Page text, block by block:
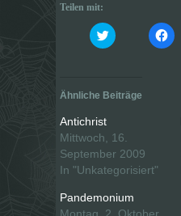
Teilen mit:
K
l
u
m
r
T
w
i
t
e
r
K
l
Ähnliche Beiträge
Antichrist
Mittwoch, 16.
September 2009
In "Unkategorisiert"
Pandemonium